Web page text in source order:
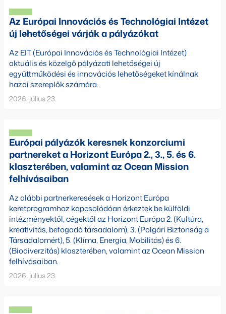
Az Európai Innovációs és Technológiai Intézet
új lehetőségei várják a pályázókat
Az EIT (Európai Innovációs és Technológiai Intézet)
aktuális és közelgő pályázati lehetőségei új
együttműködési és innovációs lehetőségeket kínálnak
hazai szereplők számára.
2026. július 23.
Európai pályázók keresnek konzorciumi
partnereket a Horizont Európa 2., 3., 5. és 6.
klaszterében, valamint az Ocean Mission
felhívásaiban
Az alábbi partnerkeresések a Horizont Európa
keretprogramhoz kapcsolódóan érkeztek be külföldi
intézményektől, cégektől az Horizont Európa 2. (Kultúra,
kreativitás, befogadó társadalom), 3. (Polgári Biztonság a
Társadalomért), 5. (Klíma, Energia, Mobilitás) és 6.
(Biodiverzitás) klaszterében, valamint az Ocean Mission
felhívásaiban.
2026. július 23.